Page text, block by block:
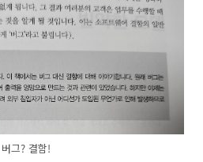
버그? 결함!